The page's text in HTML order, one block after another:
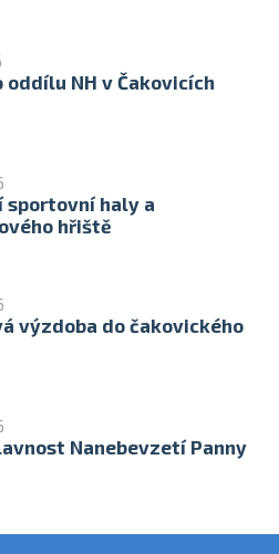
oddílu NH v Čakovicích
sportovní haly a
hřiště
výzdoba do čakovického
Nanebevzetí Panny